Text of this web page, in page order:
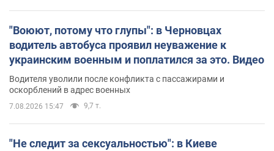
"Воюют, потому что глупы": в Черновцах
водитель автобуса проявил неуважение к
украинским военным и поплатился за это. Видео
Водителя уволили после конфликта с пассажирами и
оскорблений в адрес военных
7.08.2026 15:47 9,7 т.
"Не следит за сексуальностью": в Киеве